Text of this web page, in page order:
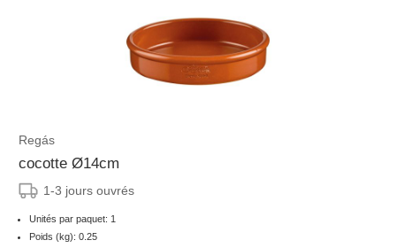
Regás
cocotte Ø14cm
1-3 jours ouvrés
Unités par paquet: 1
Poids (kg): 0.25